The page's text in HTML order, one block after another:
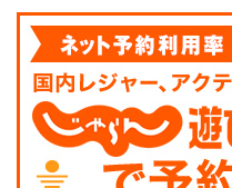
ら
🎵」
じゃ
らん
予約
OK！